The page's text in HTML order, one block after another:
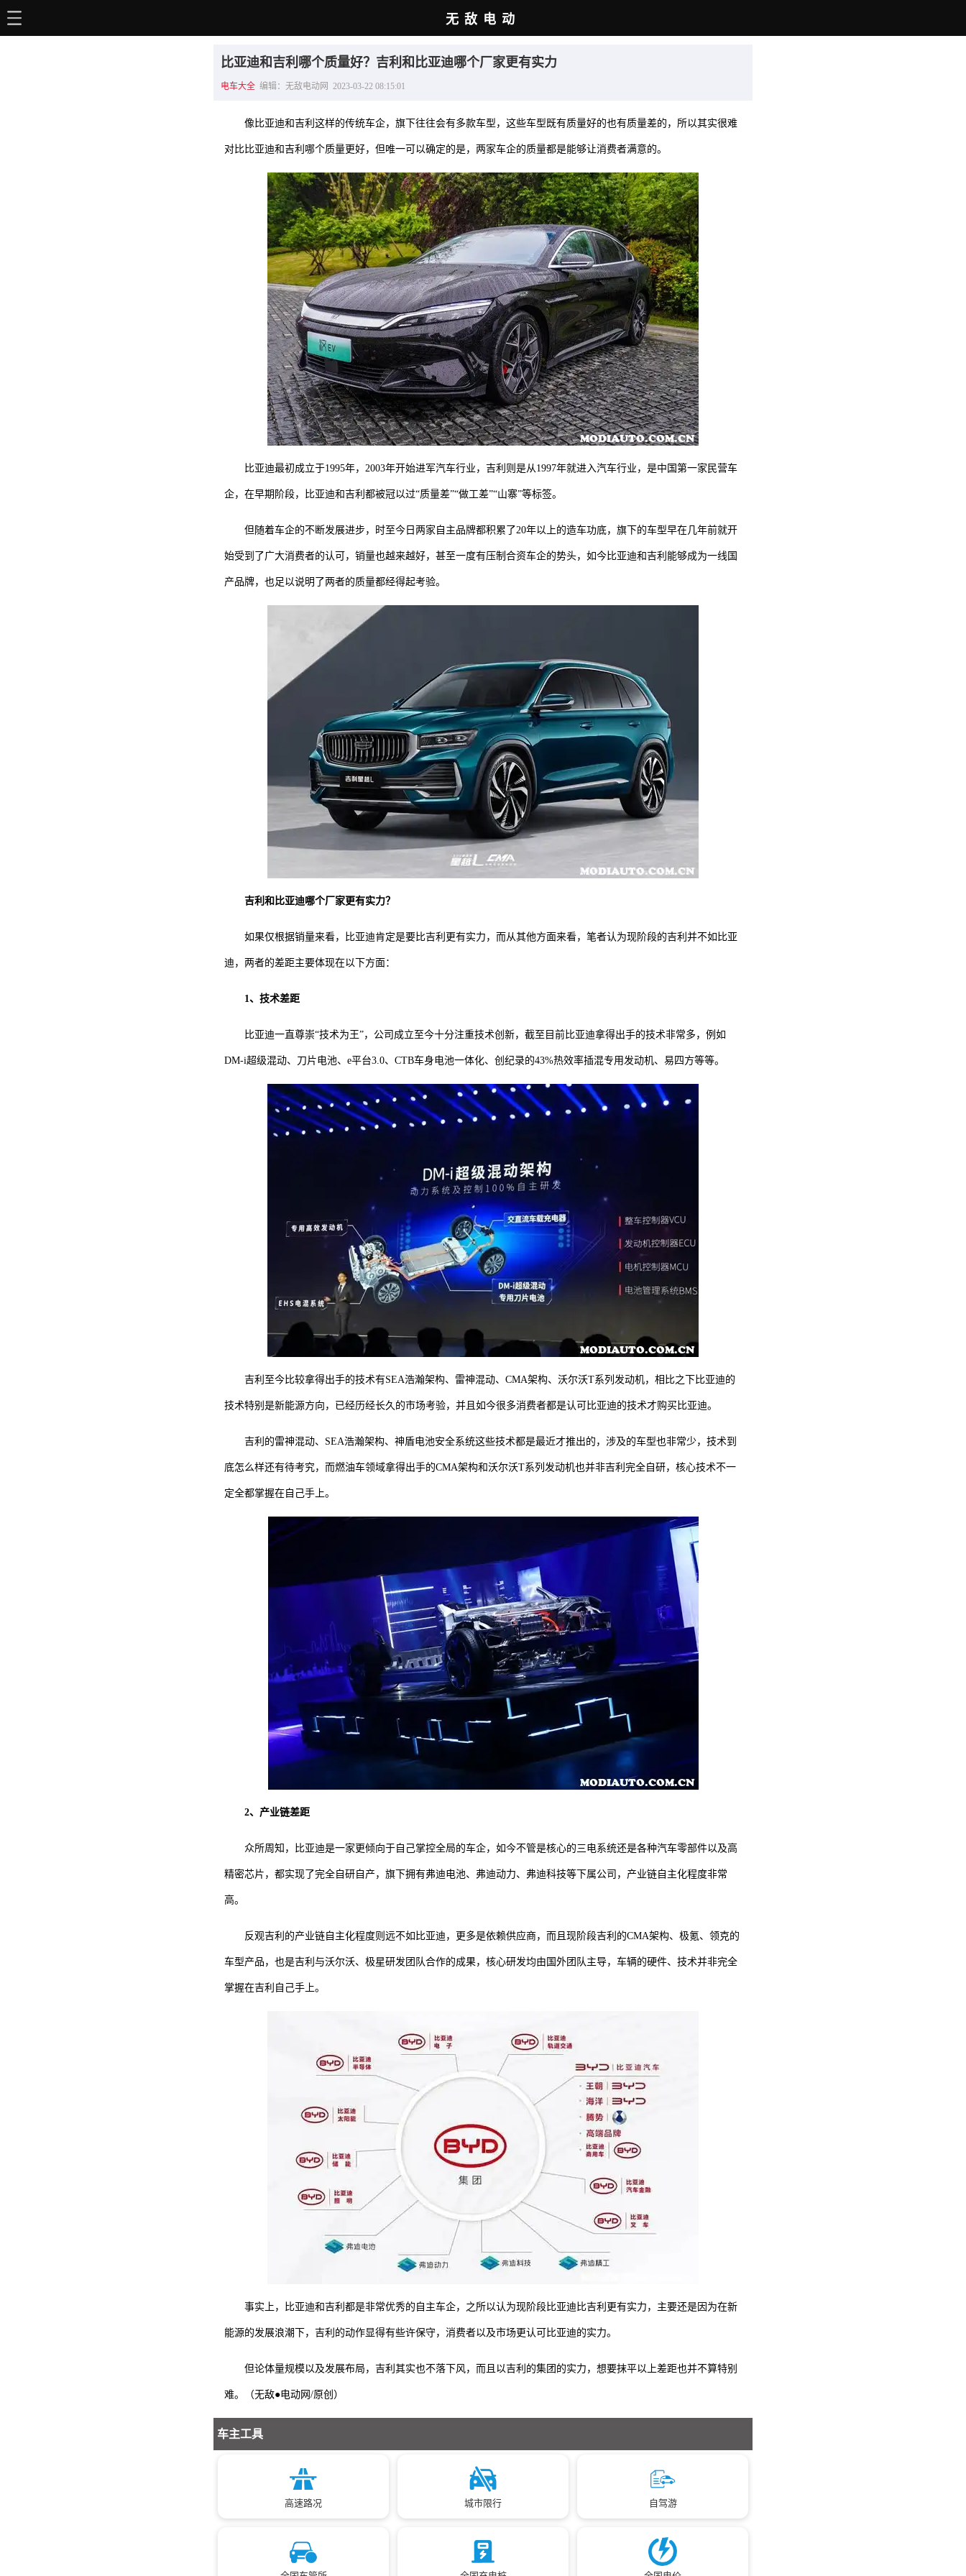
无敌电动
比亚迪和吉利哪个质量好？吉利和比亚迪哪个厂家更有实力
电车大全 编辑：无敌电动网 2023-03-22 08:15:01
像比亚迪和吉利这样的传统车企，旗下往往会有多款车型，这些车型既有质量好的也有质量差的，所以其实很难
对比比亚迪和吉利哪个质量更好，但唯一可以确定的是，两家车企的质量都是能够让消费者满意的。
比亚迪最初成立于1995年，2003年开始进军汽车行业，吉利则是从1997年就进入汽车行业，是中国第一家民营车
企，在早期阶段，比亚迪和吉利都被冠以过“质量差”“做工差”“山寨”等标签。
但随着车企的不断发展进步，时至今日两家自主品牌都积累了20年以上的造车功底，旗下的车型早在几年前就开
始受到了广大消费者的认可，销量也越来越好，甚至一度有压制合资车企的势头，如今比亚迪和吉利能够成为一线国
产品牌，也足以说明了两者的质量都经得起考验。
吉利和比亚迪哪个厂家更有实力？
如果仅根据销量来看，比亚迪肯定是要比吉利更有实力，而从其他方面来看，笔者认为现阶段的吉利并不如比亚
迪，两者的差距主要体现在以下方面：
1、技术差距
比亚迪一直尊崇“技术为王”，公司成立至今十分注重技术创新，截至目前比亚迪拿得出手的技术非常多，例如
DM-i超级混动、刀片电池、e平台3.0、CTB车身电池一体化、创纪录的43%热效率插混专用发动机、易四方等等。
吉利至今比较拿得出手的技术有SEA浩瀚架构、雷神混动、CMA架构、沃尔沃T系列发动机，相比之下比亚迪的
技术特别是新能源方向，已经历经长久的市场考验，并且如今很多消费者都是认可比亚迪的技术才购买比亚迪。
吉利的雷神混动、SEA浩瀚架构、神盾电池安全系统这些技术都是最近才推出的，涉及的车型也非常少，技术到
底怎么样还有待考究，而燃油车领域拿得出手的CMA架构和沃尔沃T系列发动机也并非吉利完全自研，核心技术不一
定全都掌握在自己手上。
2、产业链差距
众所周知，比亚迪是一家更倾向于自己掌控全局的车企，如今不管是核心的三电系统还是各种汽车零部件以及高
精密芯片，都实现了完全自研自产，旗下拥有弗迪电池、弗迪动力、弗迪科技等下属公司，产业链自主化程度非常
高。
反观吉利的产业链自主化程度则远不如比亚迪，更多是依赖供应商，而且现阶段吉利的CMA架构、极氪、领克的
车型产品，也是吉利与沃尔沃、极星研发团队合作的成果，核心研发均由国外团队主导，车辆的硬件、技术并非完全
掌握在吉利自己手上。
事实上，比亚迪和吉利都是非常优秀的自主车企，之所以认为现阶段比亚迪比吉利更有实力，主要还是因为在新
能源的发展浪潮下，吉利的动作显得有些许保守，消费者以及市场更认可比亚迪的实力。
但论体量规模以及发展布局，吉利其实也不落下风，而且以吉利的集团的实力，想要抹平以上差距也并不算特别
难。（无敌●电动网/原创）
车主工具
高速路况 城市限行 自驾游